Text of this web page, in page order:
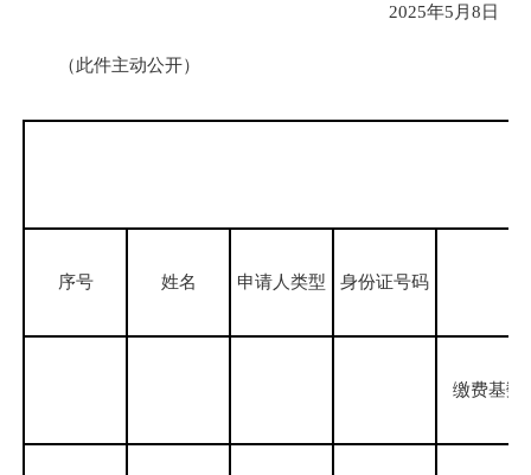
2025年5月8日
（此件主动公开）
序号 姓名 申请人类型 身份证号码
缴费基数